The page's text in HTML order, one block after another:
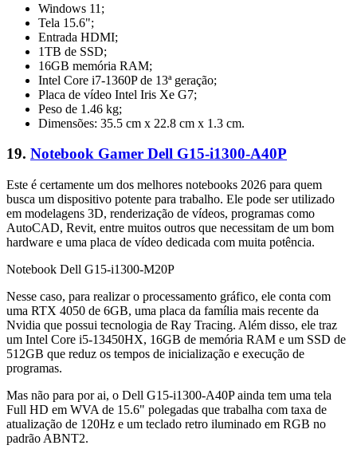
Windows 11;
Tela 15.6";
Entrada HDMI;
1TB de SSD;
16GB memória RAM;
Intel Core i7-1360P de 13ª geração;
Placa de vídeo Intel Iris Xe G7;
Peso de 1.46 kg;
Dimensões: 35.5 cm x 22.8 cm x 1.3 cm.
19. Notebook Gamer Dell G15-i1300-A40P
Este é certamente um dos melhores notebooks 2026 para quem
busca um dispositivo potente para trabalho. Ele pode ser utilizado
em modelagens 3D, renderização de vídeos, programas como
AutoCAD, Revit, entre muitos outros que necessitam de um bom
hardware e uma placa de vídeo dedicada com muita potência.
Notebook Dell G15-i1300-M20P
Nesse caso, para realizar o processamento gráfico, ele conta com
uma RTX 4050 de 6GB, uma placa da família mais recente da
Nvidia que possui tecnologia de Ray Tracing. Além disso, ele traz
um Intel Core i5-13450HX, 16GB de memória RAM e um SSD de
512GB que reduz os tempos de inicialização e execução de
programas.
Mas não para por ai, o Dell G15-i1300-A40P ainda tem uma tela
Full HD em WVA de 15.6" polegadas que trabalha com taxa de
atualização de 120Hz e um teclado retro iluminado em RGB no
padrão ABNT2.